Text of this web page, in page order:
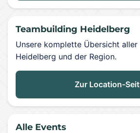
Teambuilding Heidelberg
Unsere komplette Übersicht aller
Heidelberg und der Region.
Zur Location-
Alle Events